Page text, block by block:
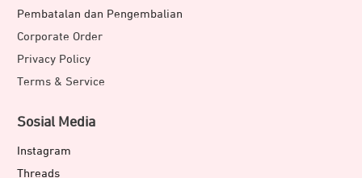
Pembatalan dan Pengembalian
Corporate Order
Privacy Policy
Terms & Service
Sosial Media
Instagram
Threads